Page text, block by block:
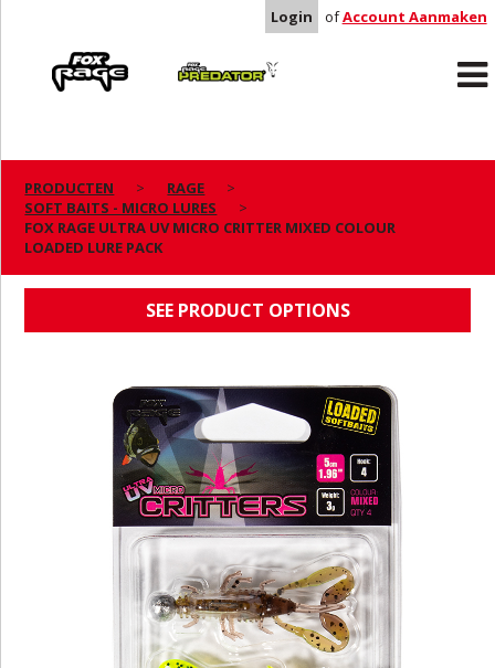
Login ofAccount Aanmaken
Predator
PRODUCTEN
RAGE
SOFT BAITS - MICRO LURES
FOX RAGE ULTRA UV MICRO CRITTER MIXED COLOUR
LOADED LURE PACK
FOX RAGE ULTRA UV MICRO CRITTER MIXED
COLOUR LOADED LURE PACK
SEE PRODUCT OPTIONS